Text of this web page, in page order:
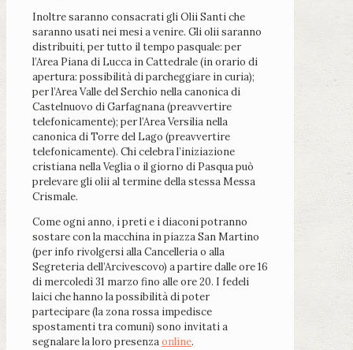
Inoltre saranno consacrati gli Olii Santi che
saranno usati nei mesi a venire. Gli olii saranno
distribuiti, per tutto il tempo pasquale: per
l’Area Piana di Lucca in Cattedrale (in orario di
apertura: possibilità di parcheggiare in curia);
per l’Area Valle del Serchio nella canonica di
Castelnuovo di Garfagnana (preavvertire
telefonicamente); per l’Area Versilia nella
canonica di Torre del Lago (preavvertire
telefonicamente). Chi celebra l’iniziazione
cristiana nella Veglia o il giorno di Pasqua può
prelevare gli olii al termine della stessa Messa
Crismale.
Come ogni anno, i preti e i diaconi potranno
sostare con la macchina in piazza San Martino
(per info rivolgersi alla Cancelleria o alla
Segreteria dell’Arcivescovo) a partire dalle ore 16
di mercoledì 31 marzo fino alle ore 20. I fedeli
laici che hanno la possibilità di poter
partecipare (la zona rossa impedisce
spostamenti tra comuni) sono invitati a
segnalare la loro presenzaonline.